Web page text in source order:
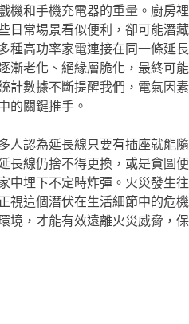
機和手機充電器的重量。廚房
日常場景看似便利，卻可能潛
高功率家電連接在同一條延長
漸老化、絕緣層脆化，最終可
計數據不斷提醒我們，電氣因
的關鍵推手。
人認為延長線只要有插座就能
長線仍捨不得更換，或是貪圖
中埋下不定時炸彈。火災發生
視這個潛伏在生活細節中的危
境，才能有效遠離火災威脅，